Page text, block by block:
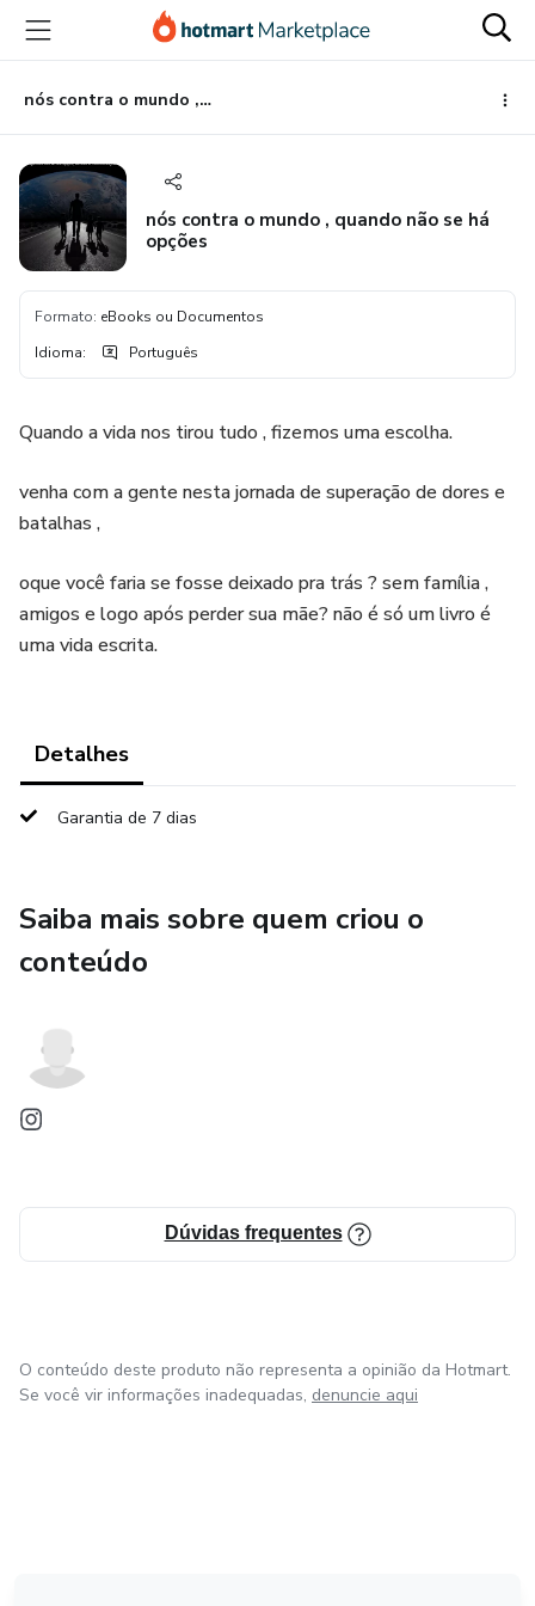
para
conteúdo
principal
para
pagamento
para
rodapé
nós contra o mundo , quando não se há opções
nós contra o mundo , quando não se há
opções
Formato: eBooks ou Documentos
Idioma: Português
Quando a vida nos tirou tudo , fizemos uma escolha.
venha com a gente nesta jornada de superação de dores e
batalhas ,
oque você faria se fosse deixado pra trás ? sem família ,
amigos e logo após perder sua mãe? não é só um livro é
uma vida escrita.
Detalhes
Garantia de 7 dias
Saiba mais sobre quem criou o
conteúdo
Dúvidas frequentes
O conteúdo deste produto não representa a opinião da Hotmart.
Se você vir informações inadequadas, denuncie aqui